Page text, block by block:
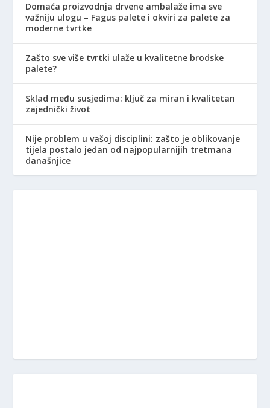
Domaća proizvodnja drvene ambalaže ima sve
važniju ulogu – Fagus palete i okviri za palete za
moderne tvrtke
Zašto sve više tvrtki ulaže u kvalitetne brodske
palete?
Sklad među susjedima: ključ za miran i kvalitetan
zajednički život
Nije problem u vašoj disciplini: zašto je oblikovanje
tijela postalo jedan od najpopularnijih tretmana
današnjice